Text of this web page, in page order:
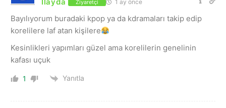
Ziyaretçi 1 ay önce
Bayılıyorum buradaki kpop ya da kdramaları takip edip
korelilere laf atan kişilere
Kesinlikleri yapımları güzel ama korelilerin genelinin
kafası uçuk
1 Yanıtla